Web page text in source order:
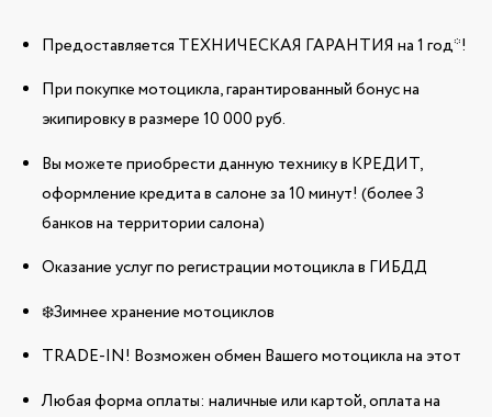
Предоставляется ТЕХНИЧЕСКАЯ ГАРАНТИЯ на 1 год*!
При покупке мотоцикла, гарантированный бонус на
экипировку в размере 10 000 руб.
Вы можете приобрести данную технику в КРЕДИТ,
оформление кредита в салоне за 10 минут! (более 3
банков на территории салона)
Оказание услуг по регистрации мотоцикла в ГИБДД
❄️Зимнее хранение мотоциклов
TRADE-IN! Возможен обмен Вашего мотоцикла на этот
Любая форма оплаты: наличные или картой, оплата на